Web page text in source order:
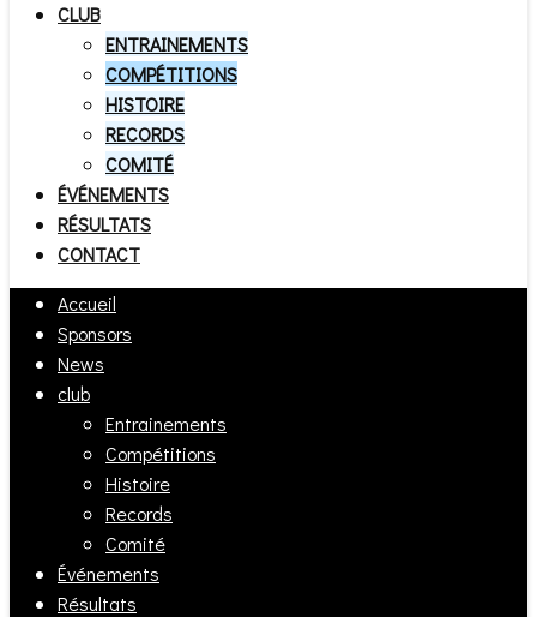
CLUB
ENTRAINEMENTS
COMPÉTITIONS
HISTOIRE
RECORDS
COMITÉ
ÉVÉNEMENTS
RÉSULTATS
CONTACT
Accueil
Sponsors
News
club
Entrainements
Compétitions
Histoire
Records
Comité
Événements
Résultats